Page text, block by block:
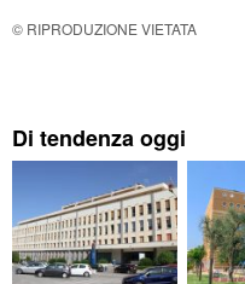
© RIPRODUZIONE VIETATA
Di tendenza oggi